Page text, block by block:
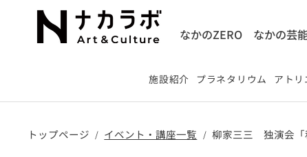
なかのZERO なかの芸
施設紹介 プラネタリウム アトリ
トップページ / ​イベント・講座一覧 / 柳家三三 独演会「